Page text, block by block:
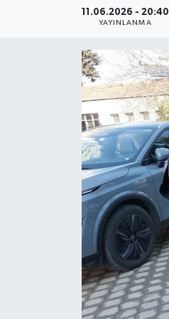
11.06.2026 - 20:40
YAYINLANMA